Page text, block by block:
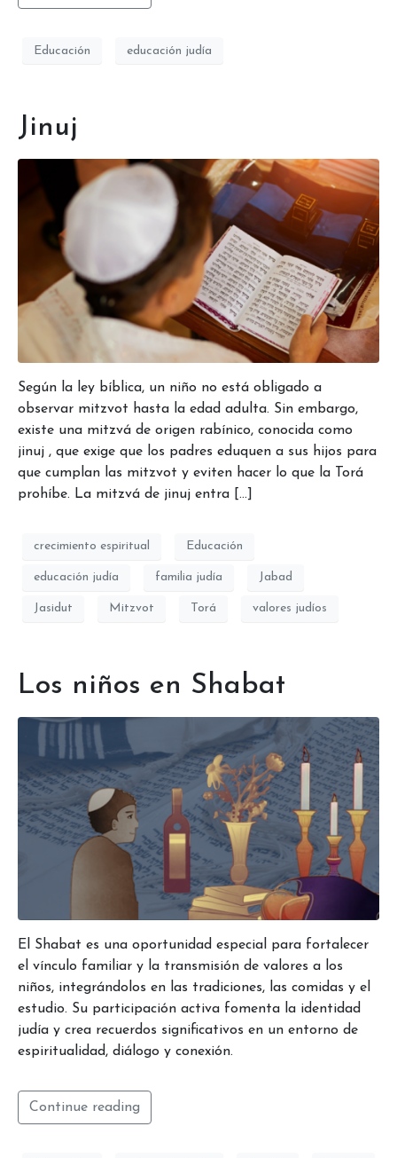
Educación educación judía
Jinuj
Según la ley bíblica, un niño no está obligado a
observar mitzvot hasta la edad adulta. Sin embargo,
existe una mitzvá de origen rabínico, conocida como
jinuj , que exige que los padres eduquen a sus hijos para
que cumplan las mitzvot y eviten hacer lo que la Torá
prohíbe. La mitzvá de jinuj entra […]
crecimiento espiritual Educación
educación judía familia judía Jabad
Jasidut Mitzvot Torá valores judíos
Los niños en Shabat
El Shabat es una oportunidad especial para fortalecer
el vínculo familiar y la transmisión de valores a los
niños, integrándolos en las tradiciones, las comidas y el
estudio. Su participación activa fomenta la identidad
judía y crea recuerdos significativos en un entorno de
espiritualidad, diálogo y conexión.
Continue reading